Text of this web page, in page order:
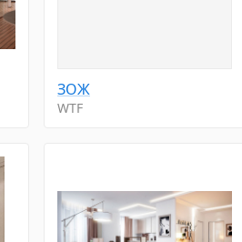
ЗОЖ
WTF